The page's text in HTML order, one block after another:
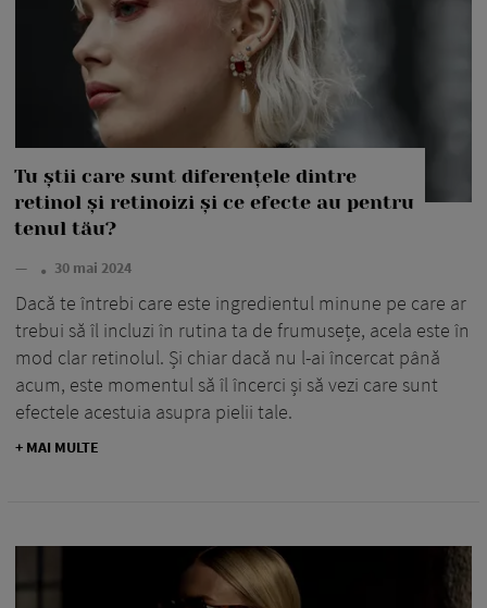
Tu știi care sunt diferențele dintre
retinol și retinoizi și ce efecte au pentru
tenul tău?
— 30 mai 2024
Dacă te întrebi care este ingredientul minune pe care ar
trebui să îl incluzi în rutina ta de frumusețe, acela este în
mod clar retinolul. Și chiar dacă nu l-ai încercat până
acum, este momentul să îl încerci și să vezi care sunt
efectele acestuia asupra pielii tale.
+ MAI MULTE